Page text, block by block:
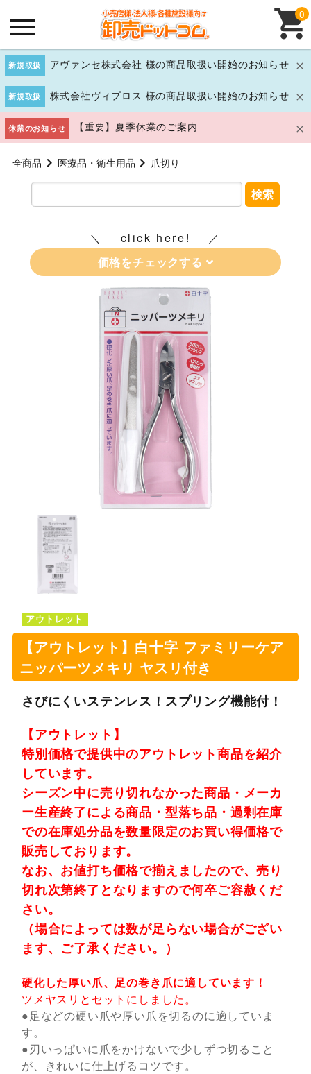
新規取扱 アヴァンセ株式会社 様の商品取扱い開始のお知らせ
新規取扱 株式会社ヴィプロス 様の商品取扱い開始のお知らせ
休業のお知らせ 【重要】夏季休業のご案内
0
全商品 医療品・衛生用品 爪切り
検索
click here!
価格をチェックする
アウトレット
【アウトレット】白十字 ファミリーケア
ニッパーツメキリ ヤスリ付き
さびにくいステンレス！スプリング機能付！
【アウトレット】
特別価格で提供中のアウトレット商品を紹介
しています。
シーズン中に売り切れなかった商品・メーカ
ー生産終了による商品・型落ち品・過剰在庫
での在庫処分品を数量限定のお買い得価格で
販売しております。
なお、お値打ち価格で揃えましたので、売り
切れ次第終了となりますので何卒ご容赦くだ
さい。
（場合によっては数が足らない場合がござい
ます、ご了承ください。）
硬化した厚い爪、足の巻き爪に適しています！
ツメヤスリとセットにしました。
●足などの硬い爪や厚い爪を切るのに適していま
す。
●刃いっぱいに爪をかけないで少しずつ切ること
が、きれいに仕上げるコツです。